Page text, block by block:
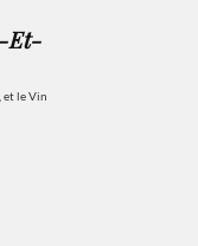
Et-
et le Vin